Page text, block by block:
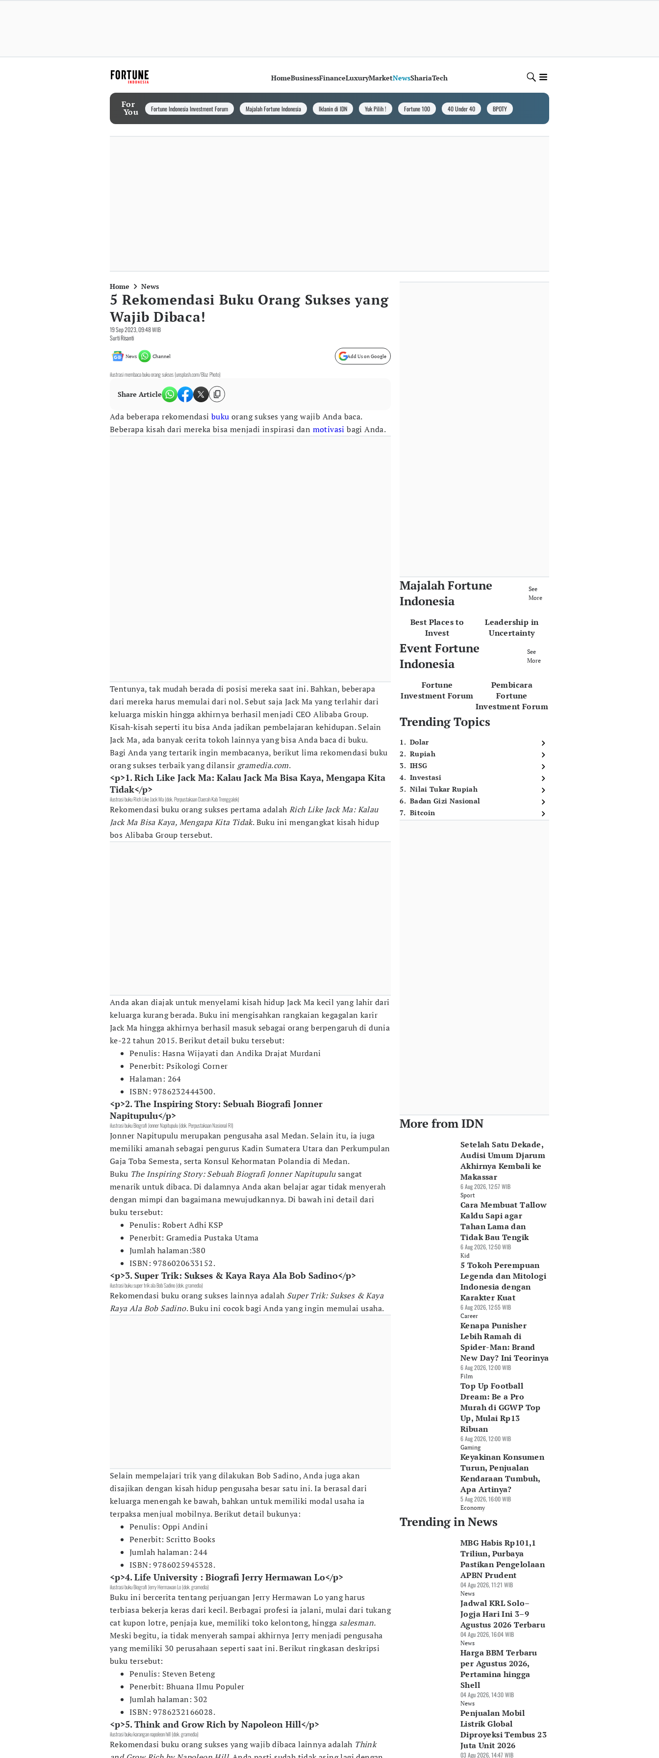
HomeBusinessFinanceLuxuryMarketNewsShariaTech
For
You Fortune Indonesia Investment Forum Majalah Fortune Indonesia Iklanin di IDN Yuk Pilih ! Fortune 100 40 Under 40 BPOTY
Home News
5 Rekomendasi Buku Orang Sukses yang
Wajib Dibaca!
19 Sep 2023, 09:48 WIB
Surti Risanti
News Channel Add Us on Google
ilustrasi membaca buku orang sukses (unsplash.com/Blaz Photo)
Share Article
Ada beberapa rekomendasi buku orang sukses yang wajib Anda baca.
Beberapa kisah dari mereka bisa menjadi inspirasi dan motivasi bagi Anda.
Tentunya, tak mudah berada di posisi mereka saat ini. Bahkan, beberapa
dari mereka harus memulai dari nol. Sebut saja Jack Ma yang terlahir dari
keluarga miskin hingga akhirnya berhasil menjadi CEO Alibaba Group.
Kisah-kisah seperti itu bisa Anda jadikan pembelajaran kehidupan. Selain
Jack Ma, ada banyak cerita tokoh lainnya yang bisa Anda baca di buku.
Bagi Anda yang tertarik ingin membacanya, berikut lima rekomendasi buku
orang sukses terbaik yang dilansir gramedia.com.
<p>1. Rich Like Jack Ma: Kalau Jack Ma Bisa Kaya, Mengapa Kita
Tidak</p>
ilustrasi buku Rich Like Jack Ma (dok. Perpustakaan Daerah Kab Trenggalek)
Rekomendasi buku orang sukses pertama adalah Rich Like Jack Ma: Kalau
Jack Ma Bisa Kaya, Mengapa Kita Tidak. Buku ini mengangkat kisah hidup
bos Alibaba Group tersebut.
Anda akan diajak untuk menyelami kisah hidup Jack Ma kecil yang lahir dari
keluarga kurang berada. Buku ini mengisahkan rangkaian kegagalan karir
Jack Ma hingga akhirnya berhasil masuk sebagai orang berpengaruh di dunia
ke-22 tahun 2015. Berikut detail buku tersebut:
Penulis: Hasna Wijayati dan Andika Drajat Murdani
Penerbit: Psikologi Corner
Halaman: 264
ISBN: 9786232444300.
<p>2. The Inspiring Story: Sebuah Biografi Jonner
Napitupulu</p>
ilustrasi buku Biografi Jonner Napitupulu (dok. Perpustakaan Nasional RI)
Jonner Napitupulu merupakan pengusaha asal Medan. Selain itu, ia juga
memiliki amanah sebagai pengurus Kadin Sumatera Utara dan Perkumpulan
Gaja Toba Semesta, serta Konsul Kehormatan Polandia di Medan.
Buku The Inspiring Story: Sebuah Biografi Jonner Napitupulusangat
menarik untuk dibaca. Di dalamnya Anda akan belajar agar tidak menyerah
dengan mimpi dan bagaimana mewujudkannya. Di bawah ini detail dari
buku tersebut:
Penulis: Robert Adhi KSP
Penerbit: Gramedia Pustaka Utama
Jumlah halaman:380
ISBN: 9786020633152.
<p>3. Super Trik: Sukses & Kaya Raya Ala Bob Sadino</p>
ilustrasi buku super trik ala Bob Sadino (dok. gramedia)
Rekomendasi buku orang sukses lainnya adalah Super Trik: Sukses & Kaya
Raya Ala Bob Sadino. Buku ini cocok bagi Anda yang ingin memulai usaha.
Selain mempelajari trik yang dilakukan Bob Sadino, Anda juga akan
disajikan dengan kisah hidup pengusaha besar satu ini. Ia berasal dari
keluarga menengah ke bawah, bahkan untuk memiliki modal usaha ia
terpaksa menjual mobilnya. Berikut detail bukunya:
Penulis: Oppi Andini
Penerbit: Scritto Books
Jumlah halaman: 244
ISBN: 9786025945328.
<p>4. Life University : Biografi Jerry Hermawan Lo</p>
ilustrasi buku Biografi Jerry Hermawan Lo (dok. gramedia)
Buku ini bercerita tentang perjuangan Jerry Hermawan Lo yang harus
terbiasa bekerja keras dari kecil. Berbagai profesi ia jalani, mulai dari tukang
cat kupon lotre, penjaja kue, memiliki toko kelontong, hingga salesman.
Meski begitu, ia tidak menyerah sampai akhirnya Jerry menjadi pengusaha
yang memiliki 30 perusahaan seperti saat ini. Berikut ringkasan deskripsi
buku tersebut:
Penulis: Steven Beteng
Penerbit: Bhuana Ilmu Populer
Jumlah halaman: 302
ISBN: 9786232166028.
<p>5. Think and Grow Rich by Napoleon Hill</p>
ilustrasi buku karangan napoleon hill (dok. gramedia)
Rekomendasi buku orang sukses yang wajib dibaca lainnya adalah Think
Majalah Fortune
Indonesia
See
More
Best Places to
Invest
Leadership in
Uncertainty
Event Fortune
Indonesia
See
More
Fortune
Investment Forum
Pembicara
Fortune
Investment Forum
Trending Topics
1. Dolar
2. Rupiah
3. IHSG
4. Investasi
5. Nilai Tukar Rupiah
6. Badan Gizi Nasional
7. Bitcoin
More from IDN
Setelah Satu Dekade,
Audisi Umum Djarum
Akhirnya Kembali ke
Makassar
6 Aug 2026, 12:57 WIB
Sport
Cara Membuat Tallow
Kaldu Sapi agar
Tahan Lama dan
Tidak Bau Tengik
6 Aug 2026, 12:50 WIB
Kid
5 Tokoh Perempuan
Legenda dan Mitologi
Indonesia dengan
Karakter Kuat
6 Aug 2026, 12:55 WIB
Career
Kenapa Punisher
Lebih Ramah di
Spider-Man: Brand
New Day? Ini Teorinya
6 Aug 2026, 12:00 WIB
Film
Top Up Football
Dream: Be a Pro
Murah di GGWP Top
Up, Mulai Rp13
Ribuan
6 Aug 2026, 12:00 WIB
Gaming
Keyakinan Konsumen
Turun, Penjualan
Kendaraan Tumbuh,
Apa Artinya?
5 Aug 2026, 16:00 WIB
Economy
Trending in News
MBG Habis Rp101,1
Triliun, Purbaya
Pastikan Pengelolaan
APBN Prudent
04 Agu 2026, 11:21 WIB
News
Jadwal KRL Solo–
Jogja Hari Ini 3–9
Agustus 2026 Terbaru
04 Agu 2026, 16:04 WIB
News
Harga BBM Terbaru
per Agustus 2026,
Pertamina hingga
Shell
04 Agu 2026, 14:30 WIB
News
Penjualan Mobil
Listrik Global
Diproyeksi Tembus 23
Juta Unit 2026
03 Agu 2026, 14:47 WIB